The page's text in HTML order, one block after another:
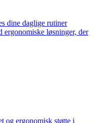
dine daglige rutiner
ergonomiske løsninger, der
og ergonomisk støtte i